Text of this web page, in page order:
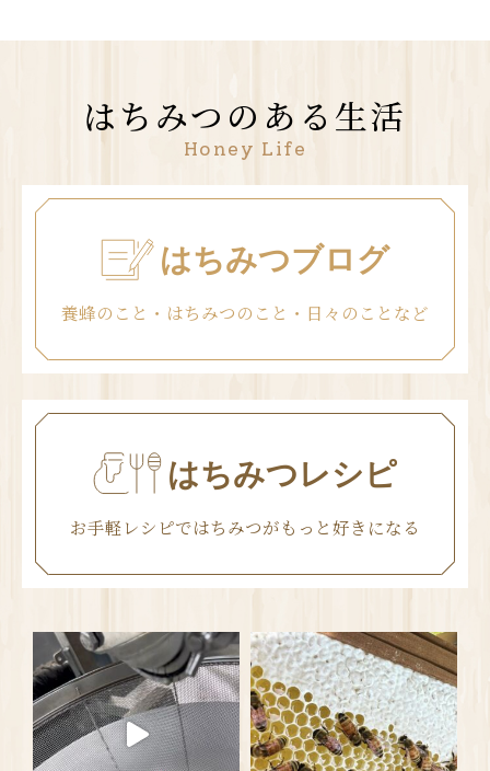
はちみつのある生活
Honey Life
はちみつブログ
養蜂のこと・はちみつのこと・日々のことなど
はちみつレシピ
お手軽レシピではちみつがもっと好きになる